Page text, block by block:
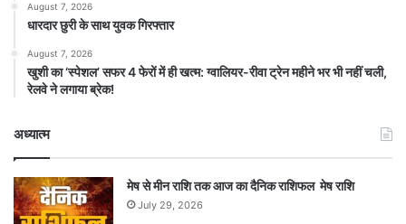
August 7, 2026
धारदार छुरी के साथ युवक गिरफ्तार
August 7, 2026
खुशी का ‘स्पेशल’ सफर 4 फेरों में ही खत्म: ग्वालियर-रीवा ट्रेन महीने भर भी नहीं चली,
रेलवे ने लगाया ब्रेक!
अध्यात्म
मेष से मीन राशि तक आज का दैनिक राशिफल मेष राशि
July 29, 2026